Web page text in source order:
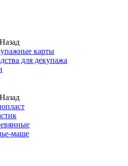
Назад
карты
для декупажа
Назад
маше